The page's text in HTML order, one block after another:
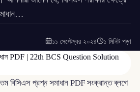
১১ সেপ্টেম্বর ২০২৪ ১ মিনিট পড়া
বিসিএস প্রশ্ন সমাধান PDF সংক্রান্ত ব্লগে